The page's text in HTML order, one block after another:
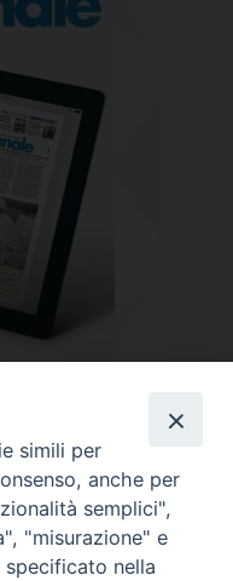
simili per
anche per
semplici",
"misurazione" e
nella